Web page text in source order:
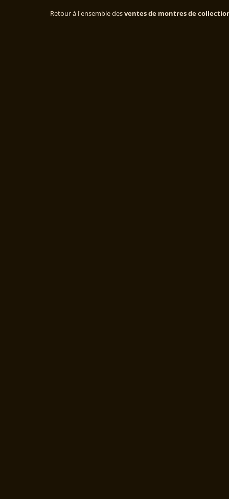
Retour à l'ensemble desventes de montres de